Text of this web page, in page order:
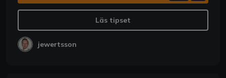
Läs tipset
jewertsson